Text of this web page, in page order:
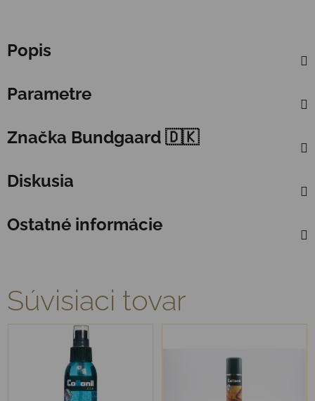
Popis
Parametre
Značka Bundgaard 🇩🇰
Diskusia
Ostatné informácie
Súvisiaci tovar